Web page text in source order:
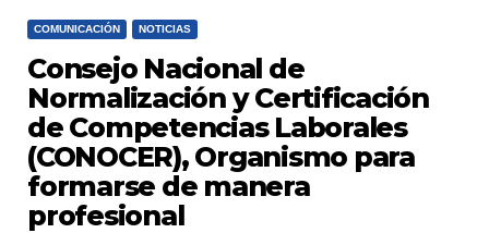
COMUNICACIÓN NOTICIAS
Consejo Nacional de
Normalización y Certificación
de Competencias Laborales
(CONOCER), Organismo para
formarse de manera
profesional